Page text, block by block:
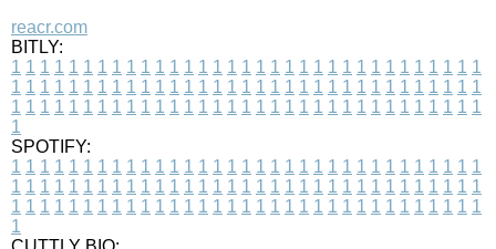
reacr.com
BITLY:
1 1 1 1 1 1 1 1 1 1 1 1 1 1 1 1 1 1 1 1 1 1 1 1 1 1 1 1 1 1 1 1 1
1 1 1 1 1 1 1 1 1 1 1 1 1 1 1 1 1 1 1 1 1 1 1 1 1 1 1 1 1 1 1 1 1
1 1 1 1 1 1 1 1 1 1 1 1 1 1 1 1 1 1 1 1 1 1 1 1 1 1 1 1 1 1 1 1 1
1
SPOTIFY:
1 1 1 1 1 1 1 1 1 1 1 1 1 1 1 1 1 1 1 1 1 1 1 1 1 1 1 1 1 1 1 1 1
1 1 1 1 1 1 1 1 1 1 1 1 1 1 1 1 1 1 1 1 1 1 1 1 1 1 1 1 1 1 1 1 1
1 1 1 1 1 1 1 1 1 1 1 1 1 1 1 1 1 1 1 1 1 1 1 1 1 1 1 1 1 1 1 1 1
1